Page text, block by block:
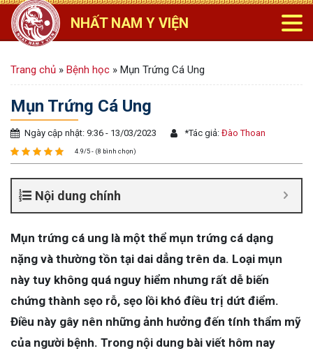
NHẤT NAM Y VIỆN
Trang chủ » Bệnh học » Mụn Trứng Cá Ung
Mụn Trứng Cá Ung
Ngày cập nhật: 9:36 - 13/03/2023 *Tác giả: Đào Thoan
4.9/5 - (8 bình chọn)
Nội dung chính
Mụn trứng cá ung là một thể mụn trứng cá dạng
nặng và thường tồn tại dai dẳng trên da. Loại mụn
này tuy không quá nguy hiểm nhưng rất dễ biến
chứng thành sẹo rỗ, sẹo lồi khó điều trị dứt điểm.
Điều này gây nên những ảnh hưởng đến tính thẩm mỹ
của người bệnh. Trong nội dung bài viết hôm nay